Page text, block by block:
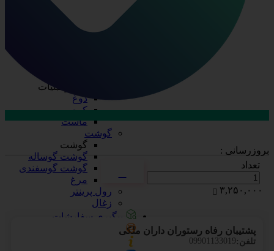
ظرف پلاستیکی
قاشق، چنگال، کارد
کره و لبنیات
دوغ
کره
ماست
گوشت
گوشت
گوشت گوساله
گوشت گوسفندی
مرغ
رول پرینتر
زغال
پیگیری سفارشات
تماس با ما
بروزرسانی :
تعداد
۳,۲۵۰,۰۰۰
پشتیبان رفاه رستوران داران ملکی
تلفن: 09901133019